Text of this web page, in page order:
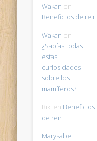
Wakan en
Beneficios de reir
Wakan en
¿Sabías todas
estas
curiosidades
sobre los
mamíferos?
Riki en Beneficios
de reir
Marysabel